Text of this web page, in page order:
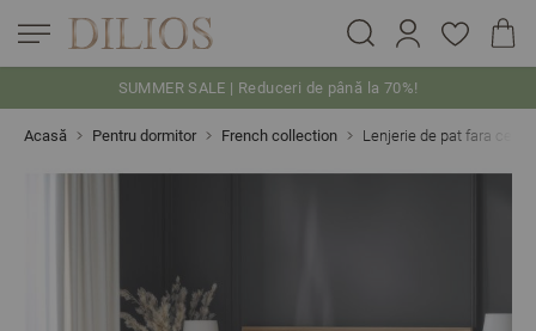
SUMMER SALE | Reduceri de până la 70%!
Acasă Pentru dormitor French collection Lenjerie de pat fara